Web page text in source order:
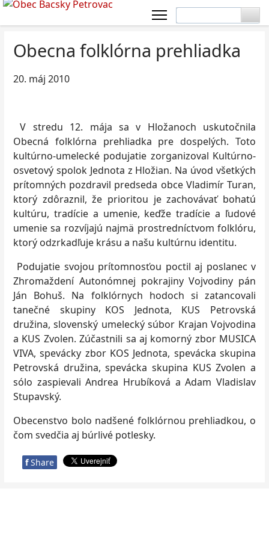
Obecna folklórna prehliadka
20. máj 2010
V stredu 12. mája sa v Hložanoch uskutočnila
Obecná folklórna prehliadka pre dospelých. Toto
kultúrno-umelecké podujatie zorganizoval Kultúrno-
osvetový spolok Jednota z Hložian. Na úvod všetkých
prítomných pozdravil predseda obce Vladimír Turan,
ktorý zdôraznil, že prioritou je zachovávať bohatú
kultúru, tradície a umenie, keďže tradície a ľudové
umenie sa rozvíjajú najmä prostredníctvom folklóru,
ktorý odzrkadľuje krásu a našu kultúrnu identitu.
Podujatie svojou prítomnosťou poctil aj poslanec v
Zhromaždení Autonómnej pokrajiny Vojvodiny pán
Ján Bohuš. Na folklórnych hodoch si zatancovali
tanečné skupiny KOS Jednota, KUS Petrovská
družina, slovenský umelecký súbor Krajan Vojvodina
a KUS Zvolen. Zúčastnili sa aj komorný zbor MUSICA
VIVA, spevácky zbor KOS Jednota, spevácka skupina
Petrovská družina, spevácka skupina KUS Zvolen a
sólo zaspievali Andrea Hrubíková a Adam Vladislav
Stupavský.
Obecenstvo bolo nadšené folklórnou prehliadkou, o
čom svedčia aj búrlivé potlesky.
f Share